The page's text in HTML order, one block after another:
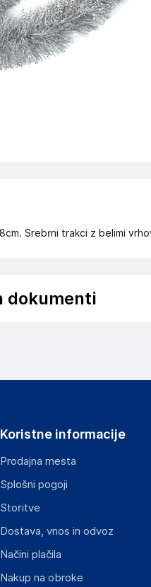
Srebrni trakci z belimi
dokumenti
skladnost izdelka z
Koristne informacije
Prodajna mesta
Splošni pogoji
Storitve
Dostava, vnos in odvoz
Načini plačila
Nakup na obroke